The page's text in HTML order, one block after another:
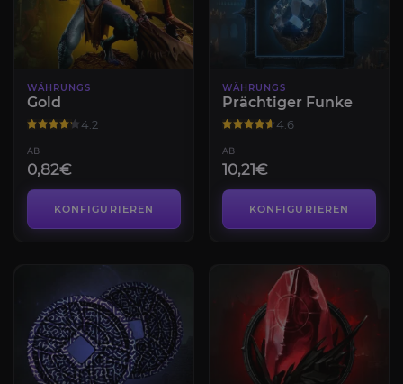
WÄHRUNGS
Gold
4.2
AB
0,82€
KONFIGURIEREN
WÄHRUNGS
Prächtiger Funke
4.6
AB
10,21€
KONFIGURIEREN